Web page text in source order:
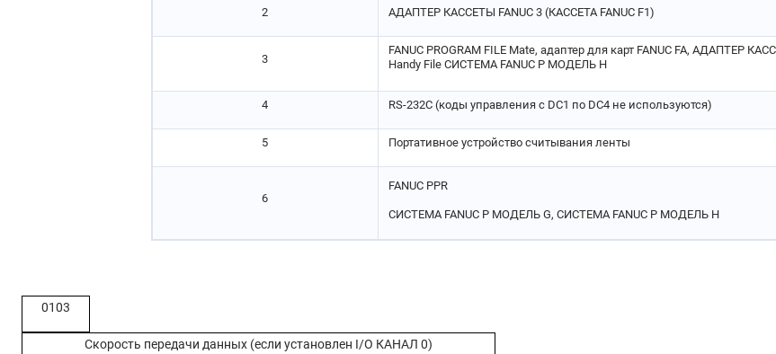
2 АДАПТЕР КАССЕТЫ FANUC 3 (КАССЕТА FANUC F1)
3
FANUC PROGRAM FILE Mate, адаптер для карт FANUC FA, АДАПТЕР
Handy File СИСТЕМА FANUC P МОДЕЛЬ H
4 RS-232C (коды управления с DC1 по DC4 не используются)
5 Портативное устройство считывания ленты
6
FANUC PPR
СИСТЕМА FANUC P МОДЕЛЬ G, СИСТЕМА FANUC P МОДЕЛЬ H
0103
Скорость передачи данных (если установлен I/O КАНАЛ 0)